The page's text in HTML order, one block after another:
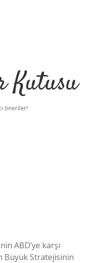
öneriler!
ABD’ye karşı
Büyük Stratejisinin